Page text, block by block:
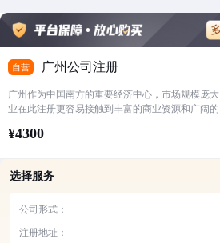
自营 广州公司注册
广州作为中国南方的重要经济中心，市场规模庞
业在此注册更容易接触到丰富的商业资源和广阔
¥4300
选择服务
公司形式：
注册地址：